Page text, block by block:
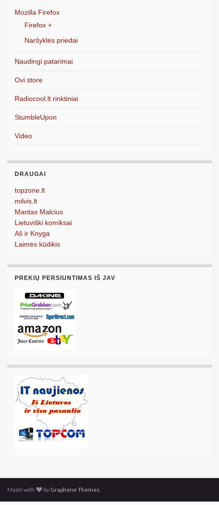
Mozilla Firefox
Firefox +
Naršyklės priedai
Naudingi patarimai
Ovi store
Radiocool.lt rinktiniai
StumbleUpon
Video
DRAUGAI
topzone.lt
milvis.lt
Mantas Malcius
Lietuviški komiksai
Aš ir Knyga
Laimės kūdikis
PREKIŲ PERSIUNTIMAS IŠ JAV
Made with by Graphene Themes.